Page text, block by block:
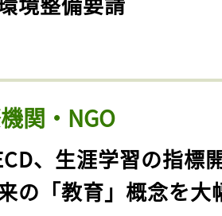
関・NGO
、生涯学習の指標
の「教育」概念を大